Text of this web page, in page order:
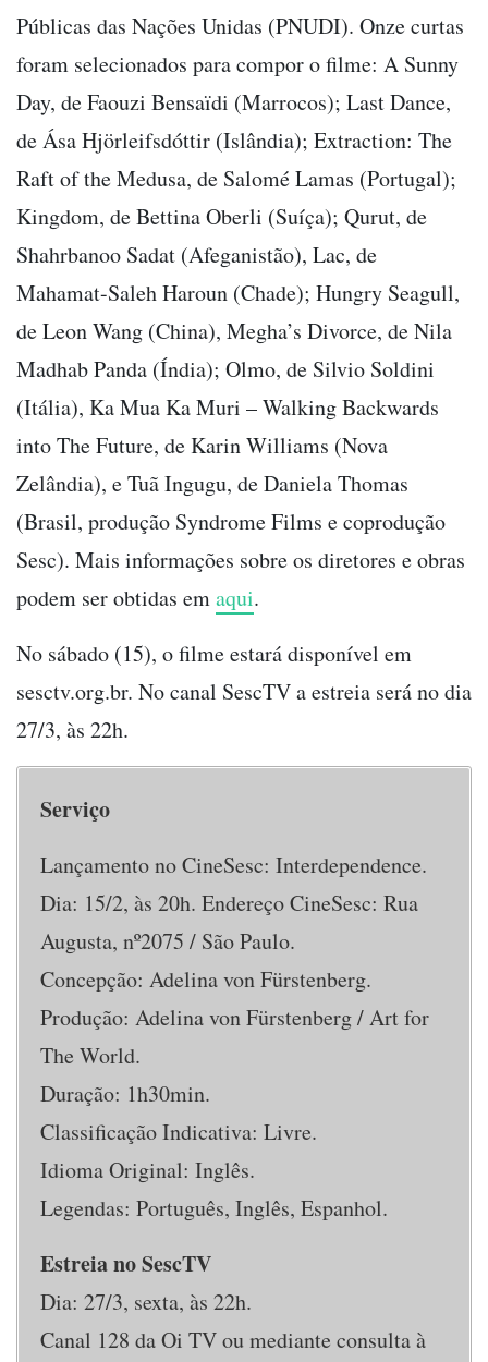
Públicas das Nações Unidas (PNUDI). Onze curtas
foram selecionados para compor o filme: A Sunny
Day, de Faouzi Bensaïdi (Marrocos); Last Dance,
de Ása Hjörleifsdóttir (Islândia); Extraction: The
Raft of the Medusa, de Salomé Lamas (Portugal);
Kingdom, de Bettina Oberli (Suíça); Qurut, de
Shahrbanoo Sadat (Afeganistão), Lac, de
Mahamat-Saleh Haroun (Chade); Hungry Seagull,
de Leon Wang (China), Megha’s Divorce, de Nila
Madhab Panda (Índia); Olmo, de Silvio Soldini
(Itália), Ka Mua Ka Muri – Walking Backwards
into The Future, de Karin Williams (Nova
Zelândia), e Tuã Ingugu, de Daniela Thomas
(Brasil, produção Syndrome Films e coprodução
Sesc). Mais informações sobre os diretores e obras
podem ser obtidas emaqui.
No sábado (15), o filme estará disponível em
sesctv.org.br. No canal SescTV a estreia será no dia
27/3, às 22h.
Serviço
Lançamento no CineSesc: Interdependence.
Dia: 15/2, às 20h. Endereço CineSesc: Rua
Augusta, nº2075 / São Paulo.
Concepção: Adelina von Fürstenberg.
Produção: Adelina von Fürstenberg / Art for
The World.
Duração: 1h30min.
Classificação Indicativa: Livre.
Idioma Original: Inglês.
Legendas: Português, Inglês, Espanhol.
Estreia no SescTV
Dia: 27/3, sexta, às 22h.
Canal 128 da Oi TV ou mediante consulta à